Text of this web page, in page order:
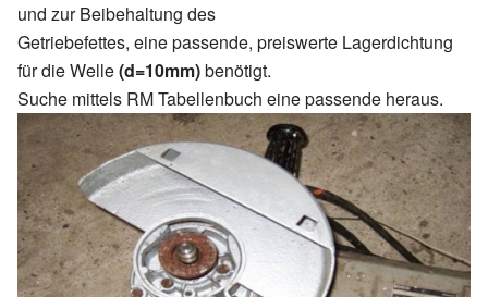
und zur Beibehaltung des
Getriebefettes, eine passende, preiswerte Lagerdichtung
für die Welle(d=10mm)benötigt.
Suche mittels RM Tabellenbuch eine passende heraus.